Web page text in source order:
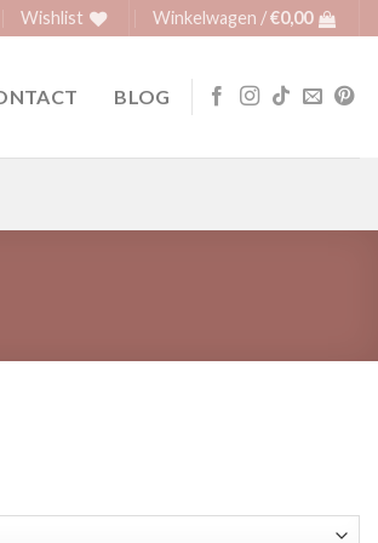
Wishlist Winkelwagen /€0,00
BLOG